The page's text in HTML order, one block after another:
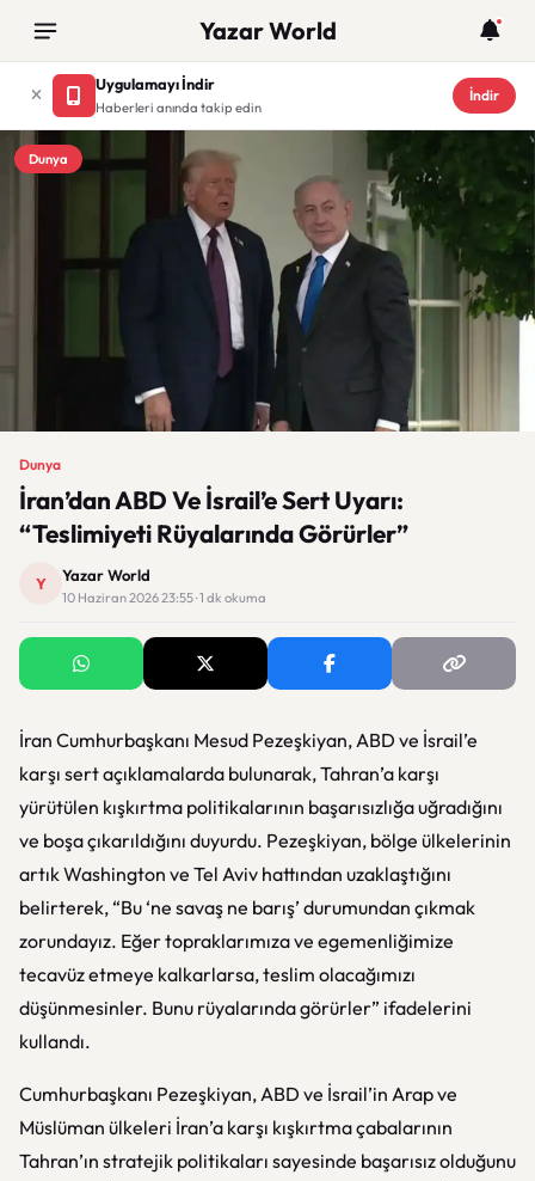
Yazar World
Uygulamayı İndir
Haberleri anında takip edin
İndir
Dunya
Dunya
İran’dan ABD Ve İsrail’e Sert Uyarı:
“Teslimiyeti Rüyalarında Görürler”
Y Yazar World
10 Haziran 2026 23:55 · 1 dk okuma
İran Cumhurbaşkanı Mesud Pezeşkiyan, ABD ve İsrail’e
karşı sert açıklamalarda bulunarak, Tahran’a karşı
yürütülen kışkırtma politikalarının başarısızlığa uğradığını
ve boşa çıkarıldığını duyurdu. Pezeşkiyan, bölge ülkelerinin
artık Washington ve Tel Aviv hattından uzaklaştığını
belirterek, “Bu ‘ne savaş ne barış’ durumundan çıkmak
zorundayız. Eğer topraklarımıza ve egemenliğimize
tecavüz etmeye kalkarlarsa, teslim olacağımızı
düşünmesinler. Bunu rüyalarında görürler” ifadelerini
kullandı.
Cumhurbaşkanı Pezeşkiyan, ABD ve İsrail’in Arap ve
Müslüman ülkeleri İran’a karşı kışkırtma çabalarının
Tahran’ın stratejik politikaları sayesinde başarısız olduğunu